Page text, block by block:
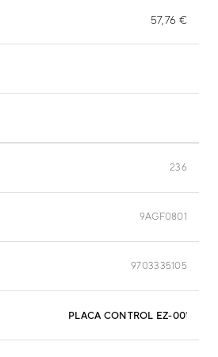
57,76 €
236
9AGF0801
9703335105